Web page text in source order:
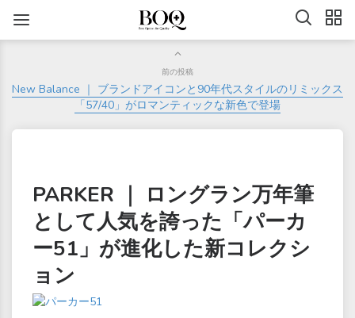
前の投稿
New Balance ｜ ブランドアイコンと90年代スタイルのリミックス
「57/40」がロマンティックな新色で登場
PARKER ｜ ロングラン万年筆
として人気を誇った「パーカ
ー51」が進化した新コレクシ
ョン